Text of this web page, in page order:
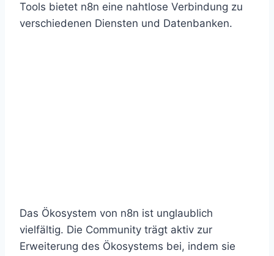
Tools bietet n8n eine nahtlose Verbindung zu
verschiedenen Diensten und Datenbanken.
Das Ökosystem von n8n ist unglaublich
vielfältig. Die Community trägt aktiv zur
Erweiterung des Ökosystems bei, indem sie